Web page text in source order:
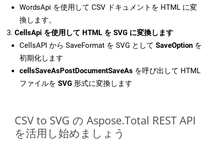
WordsApi を使用して CSV ドキュメントを HTML に変
換します。
CellsApi を使用して HTML を SVG に変換します
CellsAPI から SaveFormat を SVG として SaveOption を
初期化します
cellsSaveAsPostDocumentSaveAs を呼び出して HTML
ファイルを SVG 形式に変換します
CSV to SVG の Aspose.Total REST API
を活用し始めましょう